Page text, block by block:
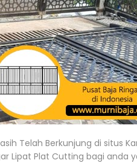
Telah Berkunjung di situs
Lipat Plat Cutting bagi anda